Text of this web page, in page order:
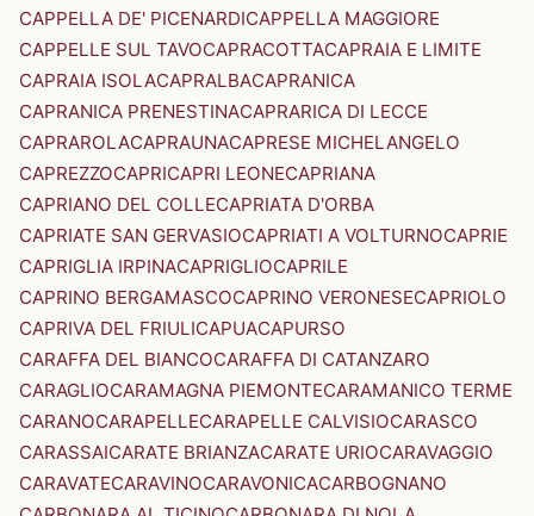
CAPPELLA DE' PICENARDICAPPELLA MAGGIORE
CAPPELLE SUL TAVOCAPRACOTTACAPRAIA E LIMITE
CAPRAIA ISOLACAPRALBACAPRANICA
CAPRANICA PRENESTINACAPRARICA DI LECCE
CAPRAROLACAPRAUNACAPRESE MICHELANGELO
CAPREZZOCAPRICAPRI LEONECAPRIANA
CAPRIANO DEL COLLECAPRIATA D'ORBA
CAPRIATE SAN GERVASIOCAPRIATI A VOLTURNOCAPRIE
CAPRIGLIA IRPINACAPRIGLIOCAPRILE
CAPRINO BERGAMASCOCAPRINO VERONESECAPRIOLO
CAPRIVA DEL FRIULICAPUACAPURSO
CARAFFA DEL BIANCOCARAFFA DI CATANZARO
CARAGLIOCARAMAGNA PIEMONTECARAMANICO TERME
CARANOCARAPELLECARAPELLE CALVISIOCARASCO
CARASSAICARATE BRIANZACARATE URIOCARAVAGGIO
CARAVATECARAVINOCARAVONICACARBOGNANO